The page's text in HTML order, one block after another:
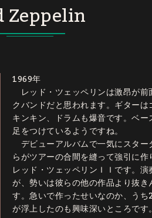
Zeppelin
1969年
レッド・ツェッペリンは激昂が
クバンドだと思われます。ギター
キンキン、ドラムも爆音です。ベ
足をつけているようですね。
デビューアルバムで一気にスタ
らがツアーの合間を縫って強引に
レッド・ツェッペリンＩＩです。
が、勢いは彼らの他の作品より抜
す。急いで作ったせいなのか、う
が浮上したのも興味深いところです。